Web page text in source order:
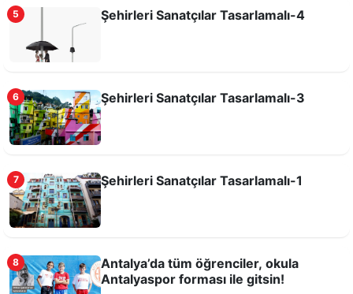
Şehirleri Sanatçılar Tasarlamalı-5
Şehirleri Sanatçılar Tasarlamalı-4
5 Şehirleri Sanatçılar Tasarlamalı-4
6 Şehirleri Sanatçılar Tasarlamalı-3
7 Şehirleri Sanatçılar Tasarlamalı-1
8
Antalya’da tüm öğrenciler, okula
Antalyaspor forması ile gitsin!